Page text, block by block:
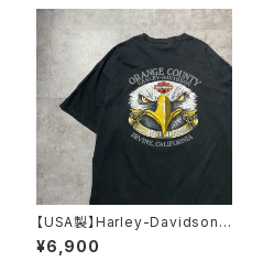
【USA製】Harley-Davidson
ハーレーダビッドソン 両面プリ
ント イーグル ブラック 黒
¥6,900